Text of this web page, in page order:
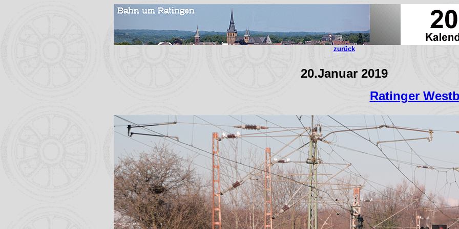
zurück
20.Januar 2019
Ratinger